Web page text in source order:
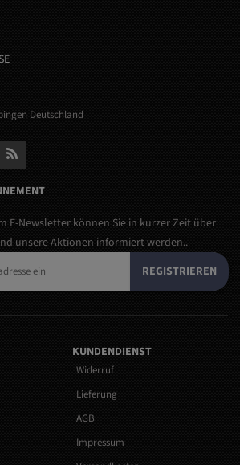
Deutschland
E-Newsletter können Sie in kurzer Zeit über
unsere Aktionen informiert werden..
REGISTRIEREN
KUNDENDIENST
Widerruf
Lieferung
AGB
Impressum